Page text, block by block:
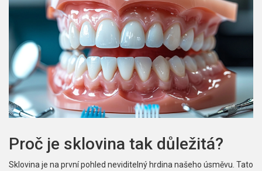
Proč je sklovina tak důležitá?
Sklovina je na první pohled neviditelný hrdina našeho úsměvu. Tato